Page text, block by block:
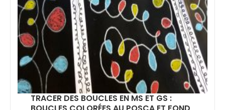
TRACER DES BOUCLES EN MS ET GS :